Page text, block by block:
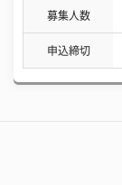
募集人数
申込締切